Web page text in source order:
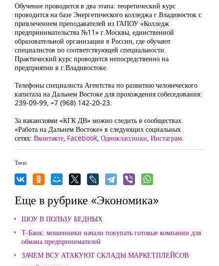
Обучение проводится в два этапа: теоретический курс
проводится на базе Энергетического колледжа г.Владивосток с
привлечением преподавателей из ГАПОУ «Колледж
предпринимательства №11» г.Москвы, единственной
образовательной организации в России, где обучают
специалистов по соответствующей специальности.
Практический курс проводится непосредственно на
предприятии в г.Владивостоке.
Телефоны специалиста Агентства по развитию человеческого
капитала на Дальнем Востоке для прохождения собеседования:
239-09-99, +7 (968) 142-20-23.
За вакансиями «КГК ДВ» можно следить в сообществах
«Работа на Дальнем Востоке» в следующих социальных
сетях: Вконтакте, Facebook, Одноклассники, Инстаграм.
Теги:
Еще в рубрике «Экономика»
ШОУ В ПОЛЬЗУ БЕДНЫХ
Т-Банк: мошенники начали покупать готовые компании для
обмана предпринимателей
ЗАЧЕМ ВСУ АТАКУЮТ СКЛАДЫ МАРКЕТПЛЕЙСОВ